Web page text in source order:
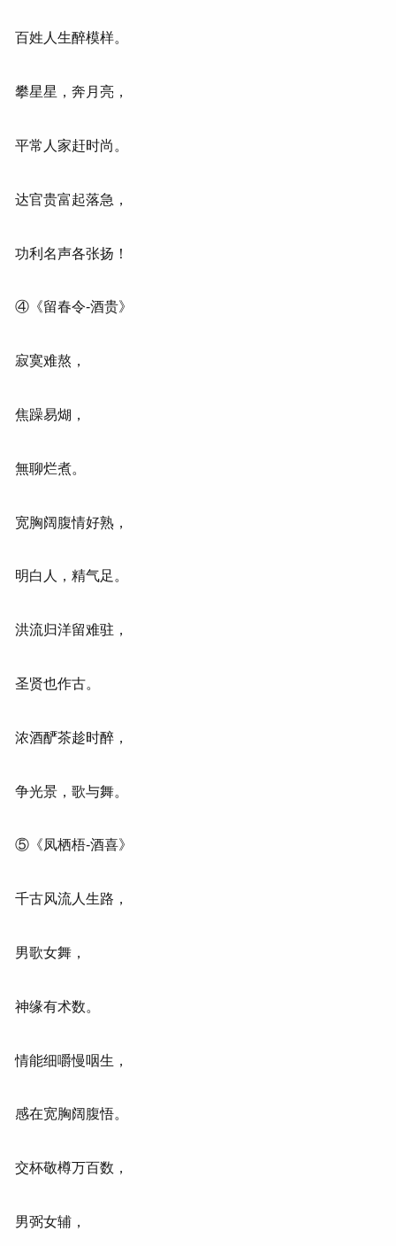
百姓人生醉模样。
攀星星，奔月亮，
平常人家赶时尚。
达官贵富起落急，
功利名声各张扬！
④《留春令-酒贵》
寂寞难熬，
焦躁易煳，
無聊烂煮。
宽胸阔腹情好熟，
明白人，精气足。
洪流归洋留难驻，
圣贤也作古。
浓酒酽茶趁时醉，
争光景，歌与舞。
⑤《凤栖梧-酒喜》
千古风流人生路，
男歌女舞，
神缘有术数。
情能细嚼慢咽生，
感在宽胸阔腹悟。
交杯敬樽万百数，
男弼女辅，